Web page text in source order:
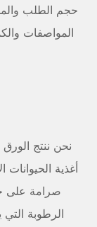
حجم الطلب
المواصفات
نحن ننتج
أغذية
صرامة على
الرطوبة